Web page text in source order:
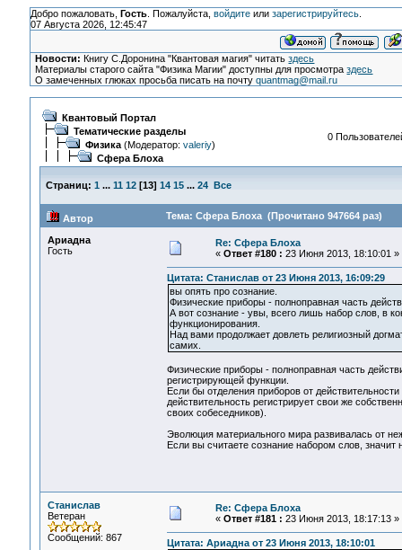
Добро пожаловать, Гость. Пожалуйста, войдитеили зарегистрируйтесь.
07 Августа 2026, 12:45:47
Новости: Книгу С.Доронина "Квантовая магия" читатьздесь
Материалы старого сайта "Физика Магии" доступны для просмотраздесь
О замеченных глюках просьба писать на почтуquantmag@mail.ru
Квантовый Портал
Тематические разделы
Физика(Модератор: valeriy)
Сфера Блоха
0
Страниц: 1 ... 11 12[13] 14 15 ... 24 Все
Автор Тема: Сфера Блоха (Прочитано 947664 раз)
Ариадна
Гость
Re: Сфера Блоха
« Ответ #180 : 23 Июня 2013, 18:10:01 »
Цитата: Станислав от 23 Июня 2013, 16:09:29
вы опять про сознание.
Физические приборы - полноправная часть
А вот сознание - увы, всего лишь набор слов, в
функционирования.
Над вами продолжает довлеть религиозный
самих.
Физические приборы - полноправная часть
регистрирующей функции.
Если бы отделения приборов от
действительность регистрирует свои же
своих собеседников).
Эволюция материального мира развивалась от
Если вы считаете сознание набором слов,
Станислав
Ветеран
Сообщений: 867
Re: Сфера Блоха
« Ответ #181 : 23 Июня 2013, 18:17:13 »
Цитата: Ариадна от 23 Июня 2013, 18:10:01